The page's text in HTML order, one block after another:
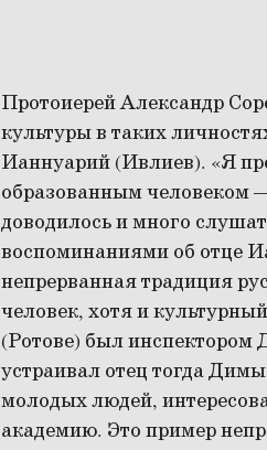
Протоиерей Александр
культуры в таких
Ианнуарий (Ивлиев). «Я
образованным человеком
доводилось и много
воспоминаниями об отце
непрерванная традиция
человек, хотя и
(Ротове) был инспектором
устраивал отец тогда
молодых людей,
академию. Это пример